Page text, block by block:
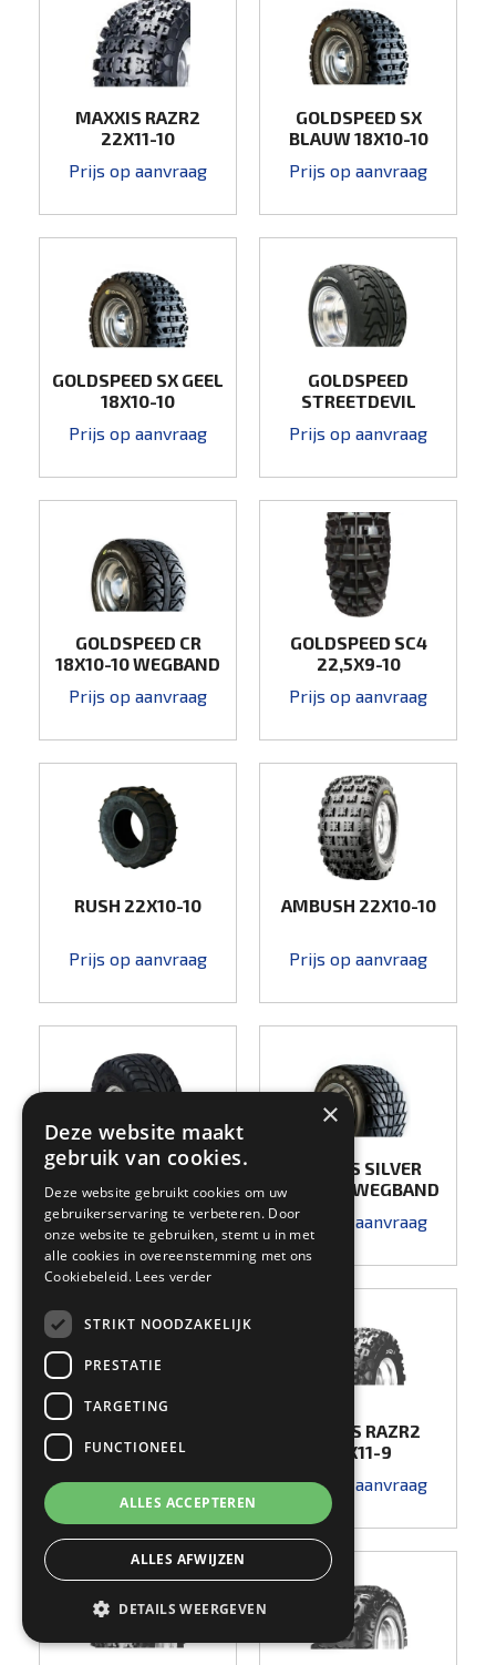
MAXXIS RAZR2
22X11-10
Prijs op aanvraag
GOLDSPEED SX
BLAUW 18X10-10
Prijs op aanvraag
GOLDSPEED SX GEEL
18X10-10
Prijs op aanvraag
GOLDSPEED
STREETDEVIL
Prijs op aanvraag
GOLDSPEED CR
18X10-10 WEGBAND
Prijs op aanvraag
GOLDSPEED SC4
22,5X9-10
Prijs op aanvraag
RUSH 22X10-10
Prijs op aanvraag
AMBUSH 22X10-10
Prijs op aanvraag
MAXXIS SPEARZ
20X10-9 WEGBAND
Prijs op aanvraag
MAXXIS SILVER
20X10-9 WEGBAND
Prijs op aanvraag
MAXXIS RAZR XC
20X11-9
Prijs op aanvraag
MAXXIS RAZR2
22X11-9
Prijs op aanvraag
×
Deze website maakt
gebruik van cookies.
Deze website gebruikt cookies om uw
gebruikerservaring te verbeteren. Door
onze website te gebruiken, stemt u in met
alle cookies in overeenstemming met ons
Cookiebeleid. Lees verder
STRIKT NOODZAKELIJK
PRESTATIE
TARGETING
FUNCTIONEEL
ALLES ACCEPTEREN
ALLES AFWIJZEN
DETAILS WEERGEVEN